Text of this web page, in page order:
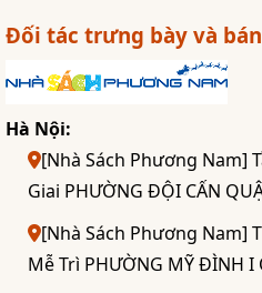
Đối tác trưng bày và
Hà Nội:
[Nhà Sách Phương Nam]
Giai PHƯỜNG ĐỘI CẤN
[Nhà Sách Phương Nam]
Mễ Trì PHƯỜNG MỸ ĐÌNH I